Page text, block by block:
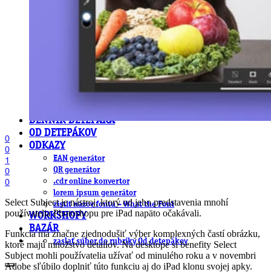
farby a color management návody
indesign
photoshop
DENNÍK DETEPÁKA
OD DETEPÁKOV
ODKAZY
EAN generátor
QR generátor
.cdr online konvertor
lorem ipsum generátor
zistiť názov fontu – What the Font
WORKSHOPY
BAZÁR
zaslať súbor do rubriky Od detepákov
0
0
1
0
0
Select Subject je nástroj, ktorý od jeho predstavenia mnohí
používatelia Photoshopu pre iPad napäto očakávali.
Funkcia má značne zjednodušiť výber komplexných častí obrázku,
ktoré majú množstvo detailov. Na desktope si benefity Select
Subject mohli používatelia užívať od minulého roku a v novembri
Adobe sľúbilo doplniť túto funkciu aj do iPad klonu svojej apky.